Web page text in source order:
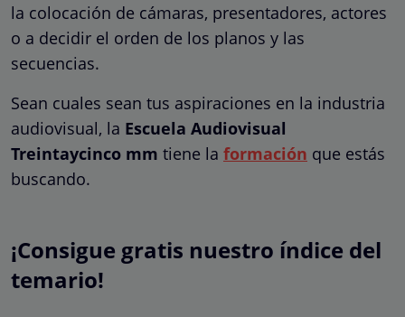
la colocación de cámaras, presentadores, actores
o a decidir el orden de los planos y las
secuencias.
Sean cuales sean tus aspiraciones en la industria
audiovisual, la Escuela Audiovisual
Treintaycinco mm tiene la formación que estás
buscando.
¡Consigue gratis nuestro índice del
temario!